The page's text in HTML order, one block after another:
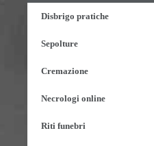
Disbrigo pratiche
Sepolture
Cremazione
Necrologi online
Riti funebri